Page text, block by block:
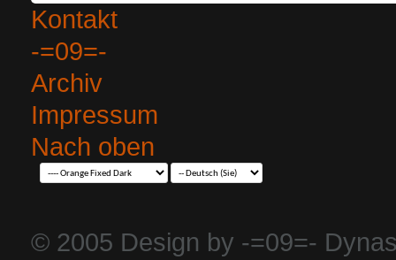
Kontakt
-=09=-
Archiv
Impressum
Nach oben
© 2005 Design by -=09=-